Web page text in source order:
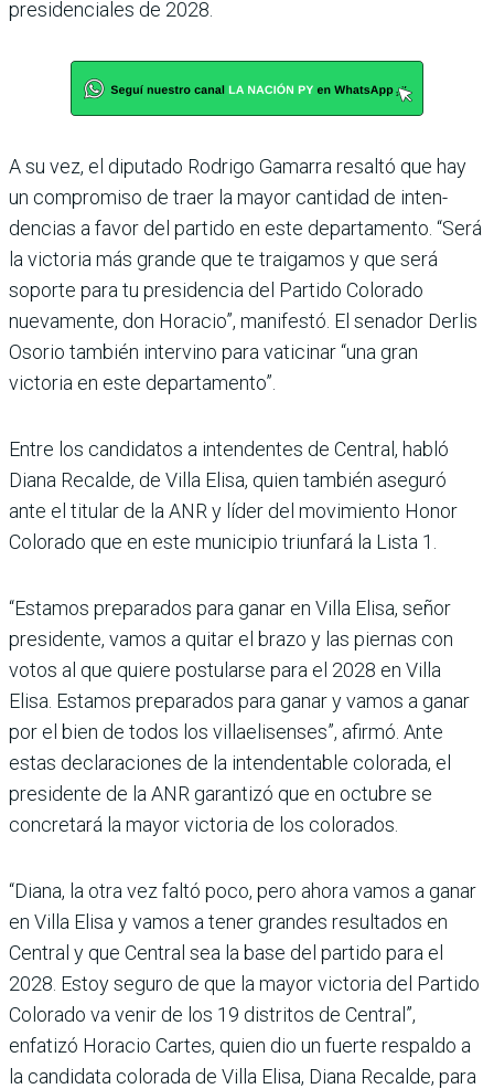
presidencia­les de 2028.
A su vez, el diputado Rodrigo Gamarra resaltó que hay
un compromiso de traer la mayor cantidad de inten­
dencias a favor del partido en este departamento. “Será
la victoria más grande que te traigamos y que será
soporte para tu presidencia del Par­tido Colorado
nuevamente, don Horacio”, manifestó. El senador Derlis
Osorio tam­bién intervino para vatici­nar “una gran
victoria en este departamento”.
Entre los candidatos a inten­dentes de Central, habló
Diana Recalde, de Villa Elisa, quien también aseguró
ante el titular de la ANR y líder del movimiento Honor
Colorado que en este municipio triun­fará la Lista 1.
“Estamos preparados para ganar en Villa Elisa, señor
presidente, vamos a quitar el brazo y las piernas con
votos al que quiere postularse para el 2028 en Villa
Elisa. Esta­mos preparados para ganar y vamos a ganar
por el bien de todos los villaelisenses”, afirmó. Ante
estas declaracio­nes de la intendentable colo­rada, el
presidente de la ANR garantizó que en octubre se
concretará la mayor victoria de los colorados.
“Diana, la otra vez faltó poco, pero ahora vamos a ganar
en Villa Elisa y vamos a tener grandes resultados en
Cen­tral y que Central sea la base del partido para el
2028. Estoy seguro de que la mayor victoria del Partido
Colorado va venir de los 19 distritos de Central”,
enfatizó Horacio Cartes, quien dio un fuerte respaldo a
la can­didata colorada de Villa Elisa, Diana Recalde, para